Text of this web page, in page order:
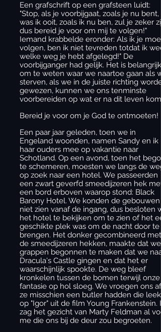
Een grafschrift op een grafsteen luidt:
"Stop, als je voorbijgaat, zoals je nu bent,
was ik ooit, zoals ik nu ben, zul je zeker
dus bereid je voor om mij te volgen!"
Iemand krabbelde eronder: Als ik je moet
volgen, ben ik niet tevreden totdat ik
welke weg je hebt afgelegd!" De
voorbijganger had gelijk. Het is belangrijk
om te weten waar we naartoe gaan als
sterven, als we in de juiste richting
gewezen, kunnen we ons tenminste
voorbereiden op wat er na dit leven komt.
Bereid je voor om je God te ontmoeten!
Een paar jaar geleden, toen we in
Engeland woonden, namen Sandy en ik
haar ouders mee op vakantie naar
Schotland. Op een avond, toen het begon
te schemeren, moesten we langs de weg
op zoek naar een hotel. We passeerden
een zwart geverfd smeedijzeren hek met
een bord erboven waarop stond: Black
Barony Hotel. We konden de gebouwen
niet zien vanaf de ingang, dus besloten
het hotel te bekijken om te zien of het
geschikte plek was om de nacht door te
brengen. Het donker gecombineerd met
de smeedijzeren hekken, maakte dat we
grappen begonnen te maken dat we naar
Dracula's Castle gingen en dat het er
waarschijnlijk spookte. De weg bleef
kronkelen tussen de bomen terwijl onze
fantasie op hol sloeg. We vroegen ons af
ze misschien een butler hadden die leek
op "Igor" uit de film Young Frankenstein. Ik
zag het gezicht van Marty Feldman al
me die ons bij de deur zou begroeten.